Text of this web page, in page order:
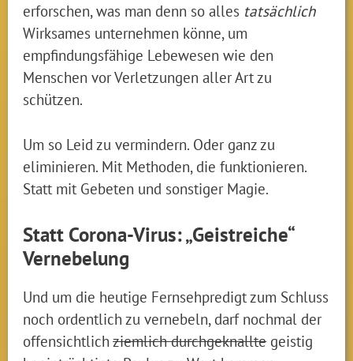
erforschen, was man denn so alles tatsächlich
Wirksames unternehmen könne, um
empfindungsfähige Lebewesen wie den
Menschen vor Verletzungen aller Art zu
schützen.
Um so Leid zu vermindern. Oder ganz zu
eliminieren. Mit Methoden, die funktionieren.
Statt mit Gebeten und sonstiger Magie.
Statt Corona-Virus: „Geistreiche“
Vernebelung
Und um die heutige Fernsehpredigt zum Schluss
noch ordentlich zu vernebeln, darf nochmal der
offensichtlichziemlich durchgeknalltegeistig